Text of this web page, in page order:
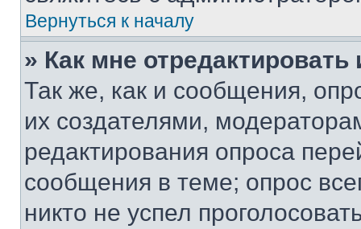
Вернуться к началу
» Как мне
Так же, как и сообщения,
их создателями,
редактирования опроса
сообщения в теме; опрос
никто не успел